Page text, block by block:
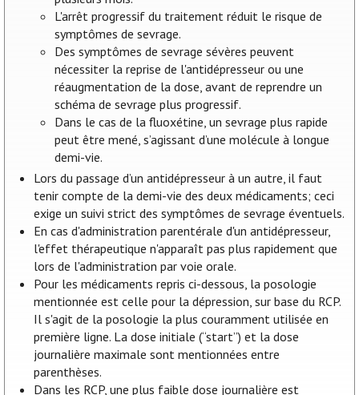
L'arrêt progressif du traitement réduit le risque de
symptômes de sevrage.
Des symptômes de sevrage sévères peuvent
nécessiter la reprise de l'antidépresseur ou une
réaugmentation de la dose, avant de reprendre un
schéma de sevrage plus progressif.
Dans le cas de la fluoxétine, un sevrage plus rapide
peut être mené, s’agissant d’une molécule à longue
demi-vie.
Lors du passage d’un antidépresseur à un autre, il faut
tenir compte de la demi-vie des deux médicaments; ceci
exige un suivi strict des symptômes de sevrage éventuels.
En cas d'administration parentérale d'un antidépresseur,
l'effet thérapeutique n'apparaît pas plus rapidement que
lors de l'administration par voie orale.
Pour les médicaments repris ci-dessous, la posologie
mentionnée est celle pour la dépression, sur base du RCP.
Il s'agit de la posologie la plus couramment utilisée en
première ligne. La dose initiale (“start”) et la dose
journalière maximale sont mentionnées entre
parenthèses.
Dans les RCP, une plus faible dose journalière est